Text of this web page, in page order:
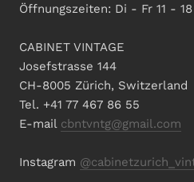
Öffnungszeiten: Di - Fr 11 - 18
CABINET VINTAGE
Josefstrasse 144
CH-8005 Zürich, Switzerland
Tel. +41 77 467 86 55
E-mail cbntvntg@gmail.com
Instagram